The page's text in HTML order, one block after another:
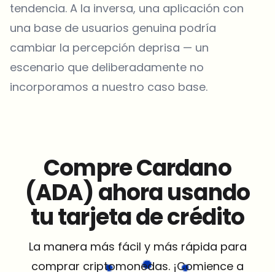
tendencia. A la inversa, una aplicación con
una base de usuarios genuina podría
cambiar la percepción deprisa — un
escenario que deliberadamente no
incorporamos a nuestro caso base.
Compre Cardano
(ADA) ahora usando
tu tarjeta de crédito
La manera más fácil y más rápida para
comprar criptomonedas. ¡Comience a